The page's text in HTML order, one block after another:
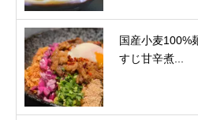
国産小麦100%
すじ甘辛煮...